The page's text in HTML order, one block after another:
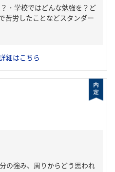
・学校ではどんな勉強を？ど
苦労したことなどスタンダー
細はこちら
の強み、周りからどう思われ